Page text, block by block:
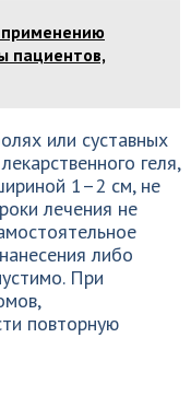
пациентов,
или суставных
геля,
1–2 см, не
лечения не
либо
При
повторную